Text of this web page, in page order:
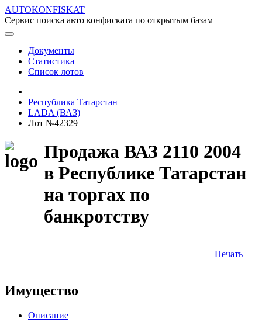
AUTOKONFISKAT
Сервис поиска авто конфиската по открытым базам
Документы
Статистика
Список лотов
Республика Татарстан
LADA (ВАЗ)
Лот №42329
Продажа ВАЗ 2110 2004
в Республике Татарстан
на торгах по
банкротству
Печать
Имущество
Описание